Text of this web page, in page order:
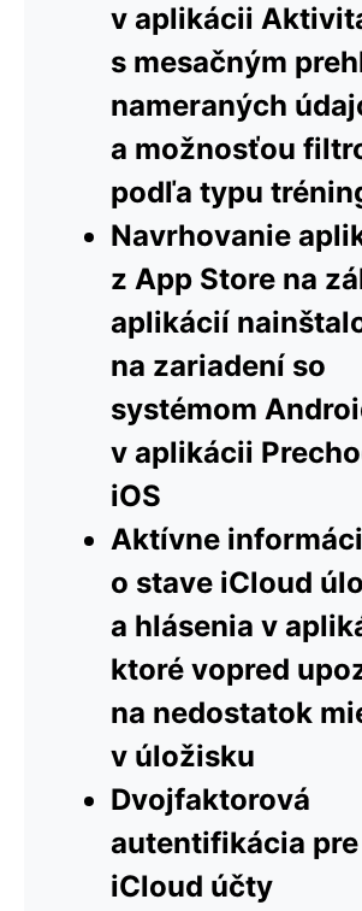
v aplikácii
s mesačným
nameraných
a možnosťou
podľa typu
Navrhovanie
z App Store na
aplikácií
na zariadení so
systémom
v aplikácii
iOS
Aktívne
o stave iCloud
a hlásenia v
ktoré vopred
na nedostatok
v úložisku
Dvojfaktorová
autentifikácia
iCloud účty